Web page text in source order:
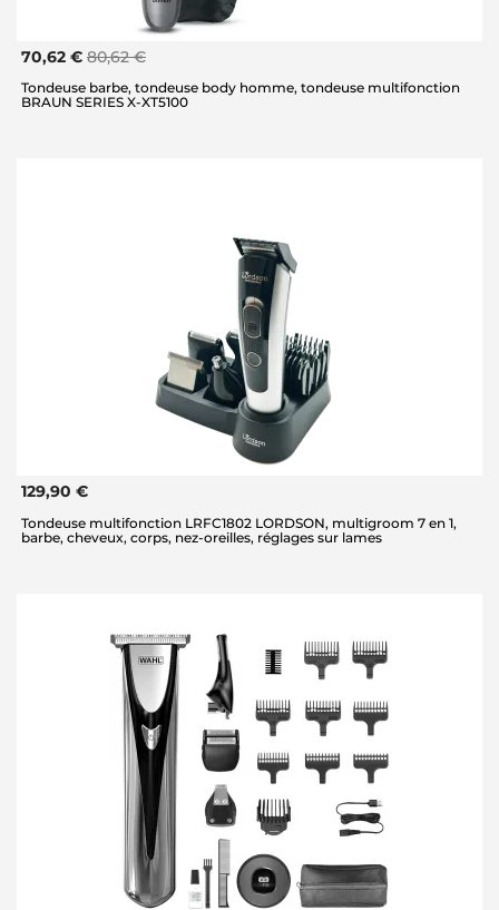
70,62 € 80,62 €
Tondeuse barbe, tondeuse body homme, tondeuse multifonction
BRAUN SERIES X-XT5100
129,90 €
Tondeuse multifonction LRFC1802 LORDSON, multigroom 7 en 1,
barbe, cheveux, corps, nez-oreilles, réglages sur lames